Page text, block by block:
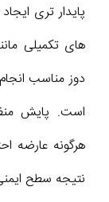
پایدار تری
های تکمیلی
دوز مناسب
است. پایش
هرگونه عارضه
نتیجه سطح